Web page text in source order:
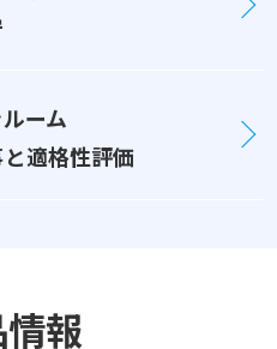
優秀賞をいただきました
す
ーム
適格性評価
報